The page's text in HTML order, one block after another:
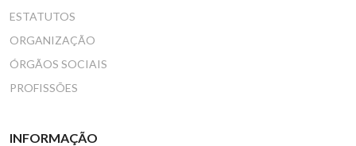
ESTATUTOS
ORGANIZAÇÃO
ÓRGÃOS SOCIAIS
PROFISSÕES
INFORMAÇÃO